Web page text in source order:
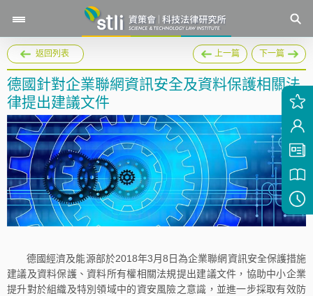
返回列表 上一篇 下一篇
德國針對企業聯網資訊安全及資料保護相關法
律提出建議文件
德國經濟及能源部於2018年3月8日為企業聯網資訊安全保護措施
建議及資料保護、資料所有權相關法規提出建議文件，協助中小企業
提升對於組織及特別領域中的資安風險之意識，並進一步採取有效防